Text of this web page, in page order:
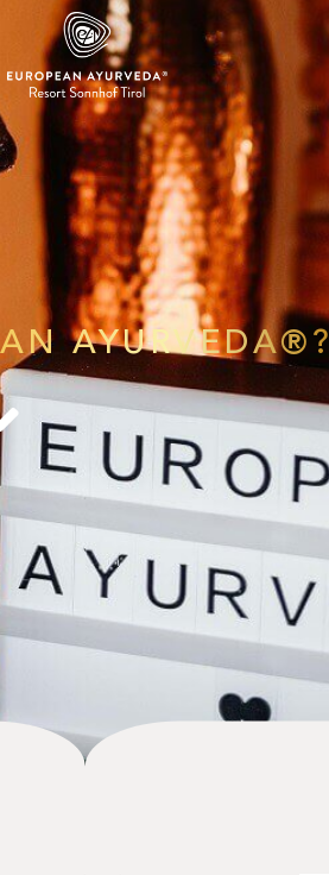
AYURVEDA®?